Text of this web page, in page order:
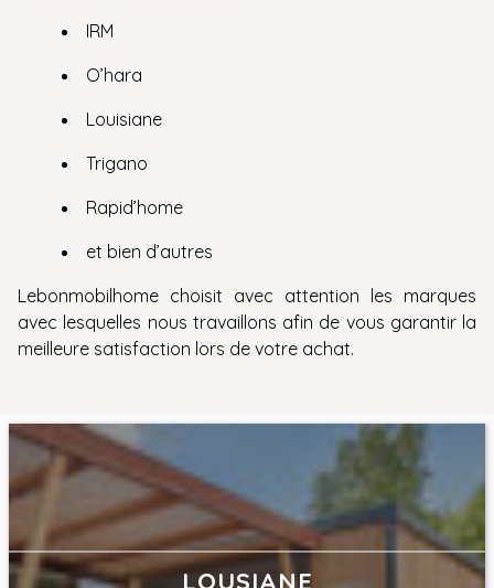
LOUSIANE
IRM
O’hara
Louisiane
Trigano
Rapid’home
et bien d’autres
Lebonmobilhome choisit avec attention les marques
avec lesquelles nous travaillons afin de vous garantir la
meilleure satisfaction lors de votre achat.